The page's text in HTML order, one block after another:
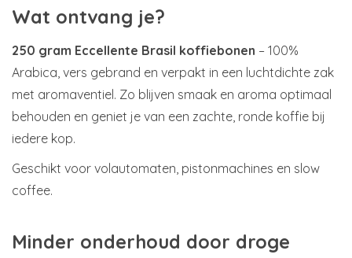
Wat ontvang je?
250 gram Eccellente Brasil koffiebonen – 100%
Arabica, vers gebrand en verpakt in een luchtdichte zak
met aromaventiel. Zo blijven smaak en aroma optimaal
behouden en geniet je van een zachte, ronde koffie bij
iedere kop.
Geschikt voor volautomaten, pistonmachines en slow
coffee.
Minder onderhoud door droge